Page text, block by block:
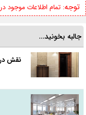
توجه:تمام اطلاعات موجود
جالبه بخونید...
نقش